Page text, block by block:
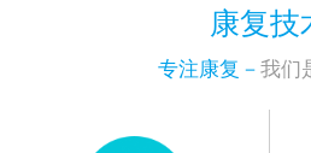
康复技
专注康复－ 我们